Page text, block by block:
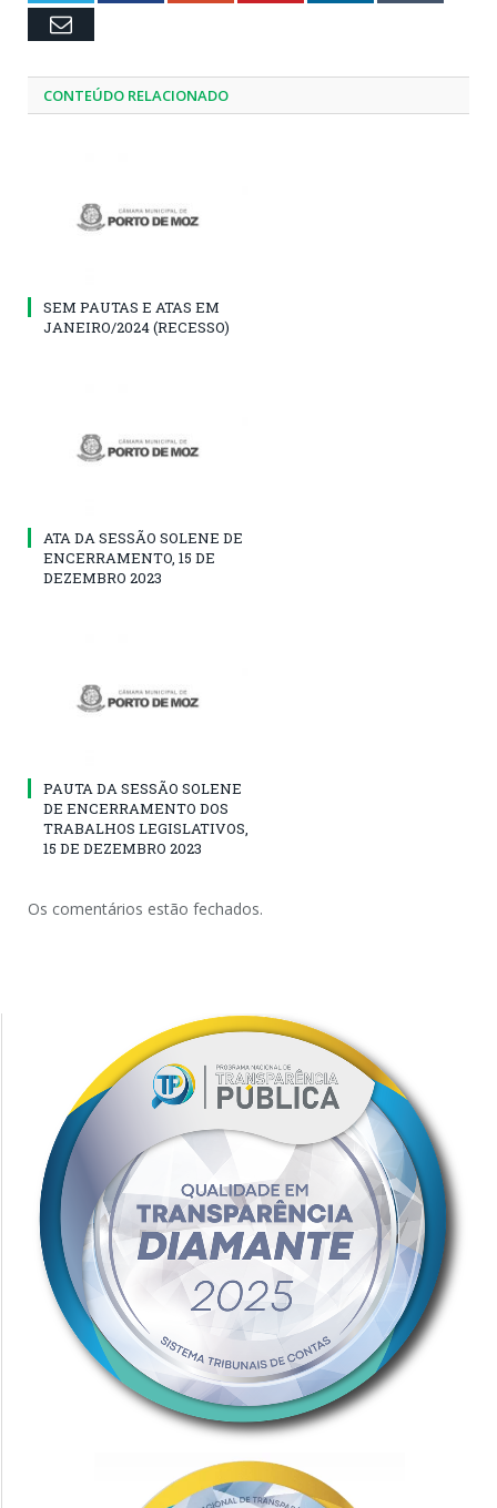
Email
CONTEÚDO RELACIONADO
SEM PAUTAS E ATAS EM
JANEIRO/2024 (RECESSO)
ATA DA SESSÃO SOLENE DE
ENCERRAMENTO, 15 DE
DEZEMBRO 2023
PAUTA DA SESSÃO SOLENE
DE ENCERRAMENTO DOS
TRABALHOS LEGISLATIVOS,
15 DE DEZEMBRO 2023
Os comentários estão fechados.